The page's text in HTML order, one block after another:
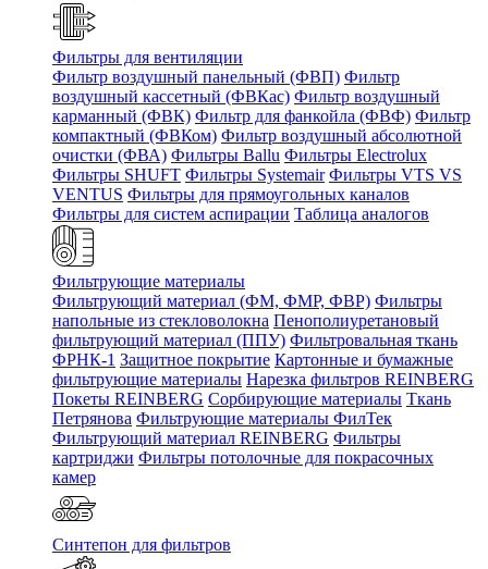
Фильтры для вентиляции
Фильтр воздушный панельный (ФВП) Фильтр
воздушный кассетный (ФВКас) Фильтр воздушный
карманный (ФВК) Фильтр для фанкойла (ФВФ) Фильтр
компактный (ФВКом) Фильтр воздушный абсолютной
очистки (ФВА) Фильтры Ballu Фильтры Electrolux
Фильтры SHUFT Фильтры Systemair Фильтры VTS VS
VENTUS Фильтры для прямоугольных каналов
Фильтры для систем аспирации Таблица аналогов
Фильтрующие материалы
Фильтрующий материал (ФМ, ФМР, ФВР) Фильтры
напольные из стекловолокна Пенополиуретановый
фильтрующий материал (ППУ) Фильтровальная ткань
ФРНК-1 Защитное покрытие Картонные и бумажные
фильтрующие материалы Нарезка фильтров REINBERG
Покеты REINBERG Сорбирующие материалы Ткань
Петрянова Фильтрующие материалы ФилТек
Фильтрующий материал REINBERG Фильтры
картриджи Фильтры потолочные для покрасочных
камер
Синтепон для фильтров